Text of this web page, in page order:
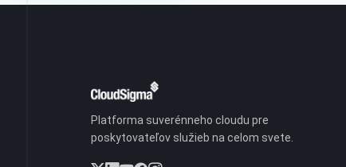
Platforma suverénneho cloudu pre
poskytovateľov služieb na celom svete.